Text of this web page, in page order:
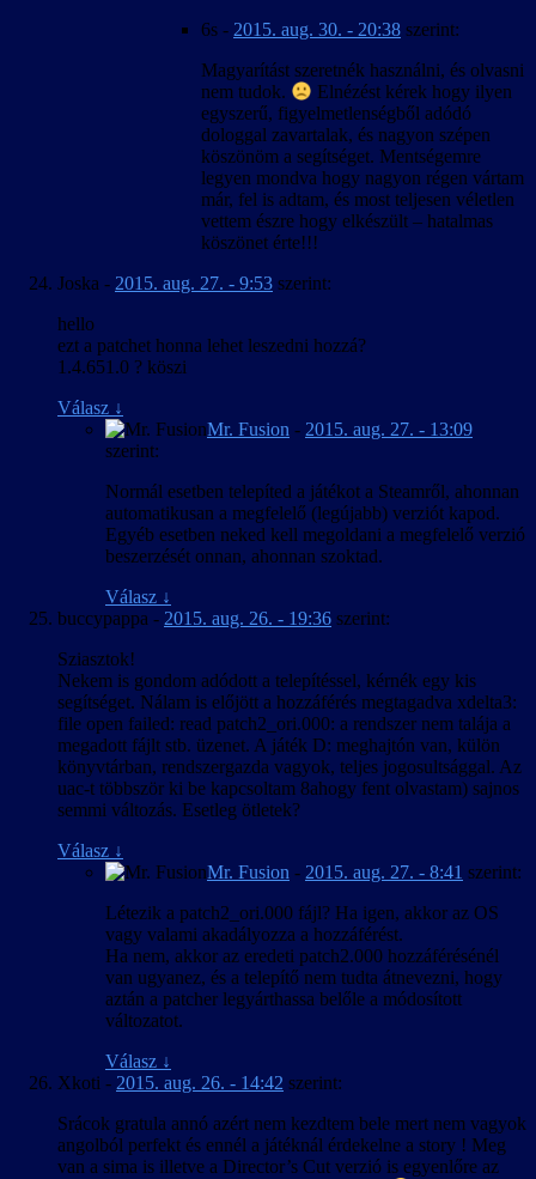
6s - 2015. aug. 30. - 20:38 szerint:
Magyarítást szeretnék használni, és olvasni
nem tudok.
Elnézést kérek hogy ilyen
egyszerű, figyelmetlenségből adódó
dologgal zavartalak, és nagyon szépen
köszönöm a segítséget. Mentségemre
legyen mondva hogy nagyon régen vártam
már, fel is adtam, és most teljesen véletlen
vettem észre hogy elkészült – hatalmas
köszönet érte!!!
Joska - 2015. aug. 27. - 9:53 szerint:
hello
ezt a patchet honna lehet leszedni hozzá?
1.4.651.0 ? köszi
Válasz ↓
Mr. Fusion - 2015. aug. 27. - 13:09
szerint:
Normál esetben telepíted a játékot a Steamről, ahonnan
automatikusan a megfelelő (legújabb) verziót kapod.
Egyéb esetben neked kell megoldani a megfelelő verzió
beszerzését onnan, ahonnan szoktad.
Válasz ↓
buccypappa - 2015. aug. 26. - 19:36 szerint:
Sziasztok!
Nekem is gondom adódott a telepítéssel, kérnék egy kis
segítséget. Nálam is előjött a hozzáférés megtagadva xdelta3:
file open failed: read patch2_ori.000: a rendszer nem talája a
megadott fájlt stb. üzenet. A játék D: meghajtón van, külön
könyvtárban, rendszergazda vagyok, teljes jogosultsággal. Az
uac-t többször ki be kapcsoltam 8ahogy fent olvastam) sajnos
semmi változás. Esetleg ötletek?
Válasz ↓
Mr. Fusion - 2015. aug. 27. - 8:41 szerint:
Létezik a patch2_ori.000 fájl? Ha igen, akkor az OS
vagy valami akadályozza a hozzáférést.
Ha nem, akkor az eredeti patch2.000 hozzáférésénél
van ugyanez, és a telepítő nem tudta átnevezni, hogy
aztán a patcher legyárthassa belőle a módosított
változatot.
Válasz ↓
Xkoti - 2015. aug. 26. - 14:42 szerint:
Srácok gratula annó azért nem kezdtem bele mert nem vagyok
angolból perfekt és ennél a játéknál érdekelne a story ! Meg
van a sima is illetve a Director’s Cut verzió is egyenlőre az